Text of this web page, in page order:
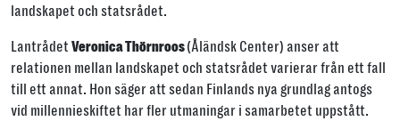
Tai kopioi linkki
Kopioi
landskapet och statsrådet.
Lantrådet Veronica Thörnroos(Åländsk Center) anser att
relationen mellan landskapet och statsrådet varierar från ett fall
till ett annat. Hon säger att sedan Finlands nya grundlag antogs
vid millennieskiftet har fler utmaningar i samarbetet uppstått.